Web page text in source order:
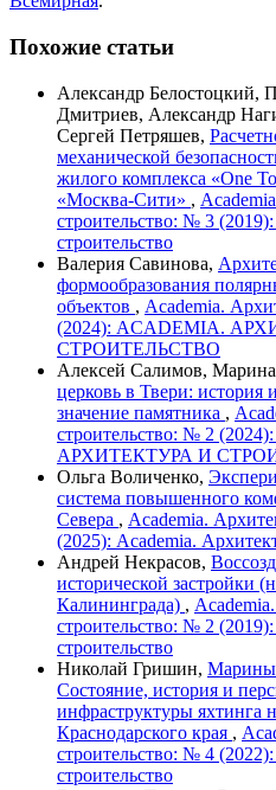
Похожие статьи
Александр Белостоцкий,
Дмитриев, Александр
Сергей Петряшев,
механической
жилого комплекса «One
«Москва-Сити» ,
строительство: № 3
строительство
Валерия Савинова,
формообразования
объектов , Academia.
(2024): ACADEMIA.
СТРОИТЕЛЬСТВО
Алексей Салимов,
церковь в Твери:
значение памятника ,
строительство: № 2
АРХИТЕКТУРА И
Ольга Воличенко,
система повышенного
Севера , Academia.
(2025): Academia.
Андрей Некрасов,
исторической застройки
Калининграда) ,
строительство: № 2
строительство
Николай Гришин, Марины
Состояние, история и
инфраструктуры яхтинга
Краснодарского края ,
строительство: № 4
строительство